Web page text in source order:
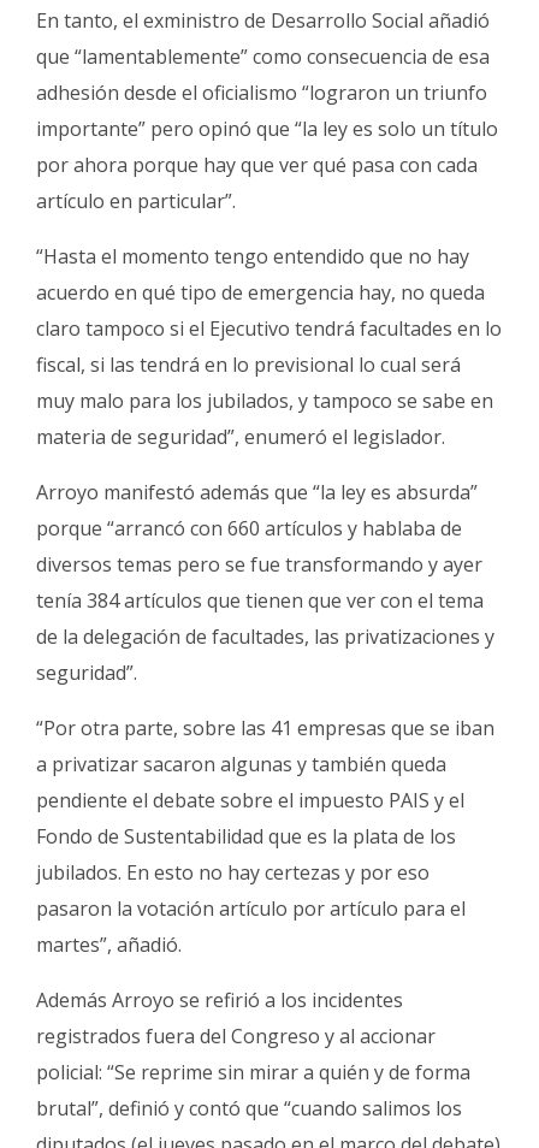
En tanto, el exministro de Desarrollo Social añadió
que “lamentablemente” como consecuencia de esa
adhesión desde el oficialismo “lograron un triunfo
importante” pero opinó que “la ley es solo un título
por ahora porque hay que ver qué pasa con cada
artículo en particular”.
“Hasta el momento tengo entendido que no hay
acuerdo en qué tipo de emergencia hay, no queda
claro tampoco si el Ejecutivo tendrá facultades en lo
fiscal, si las tendrá en lo previsional lo cual será
muy malo para los jubilados, y tampoco se sabe en
materia de seguridad”, enumeró el legislador.
Arroyo manifestó además que “la ley es absurda”
porque “arrancó con 660 artículos y hablaba de
diversos temas pero se fue transformando y ayer
tenía 384 artículos que tienen que ver con el tema
de la delegación de facultades, las privatizaciones y
seguridad”.
“Por otra parte, sobre las 41 empresas que se iban
a privatizar sacaron algunas y también queda
pendiente el debate sobre el impuesto PAIS y el
Fondo de Sustentabilidad que es la plata de los
jubilados. En esto no hay certezas y por eso
pasaron la votación artículo por artículo para el
martes”, añadió.
Además Arroyo se refirió a los incidentes
registrados fuera del Congreso y al accionar
policial: “Se reprime sin mirar a quién y de forma
brutal”, definió y contó que “cuando salimos los